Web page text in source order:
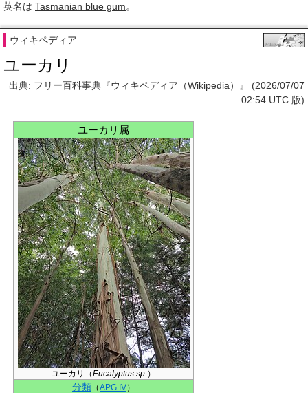
英名は Tasmanian blue gum。
ウィキペディア
ユーカリ
出典: フリー百科事典『ウィキペディア（Wikipedia）』 (2026/07/07
02:54 UTC 版)
ユーカリ属
ユーカリ（Eucalyptus sp. ）
分類 （ APG IV）